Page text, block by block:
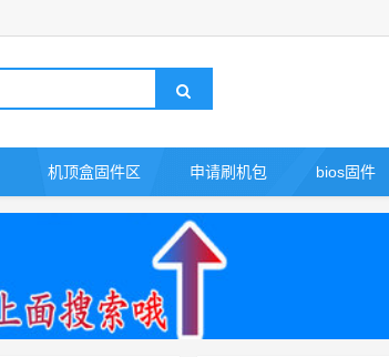
机顶盒固件区 申请刷机包 bios固件